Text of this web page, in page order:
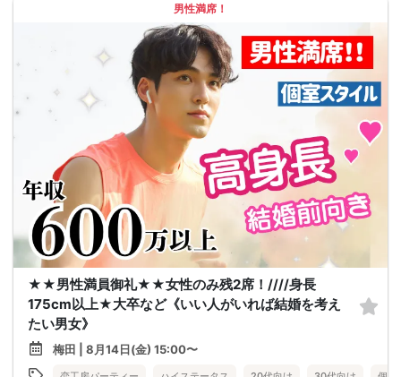
男性満席！
★★男性満員御礼★★女性のみ残2席！////身長
175cm以上★大卒など《いい人がいれば結婚を考え
たい男女》
梅田 | 8月14日(金) 15:00〜